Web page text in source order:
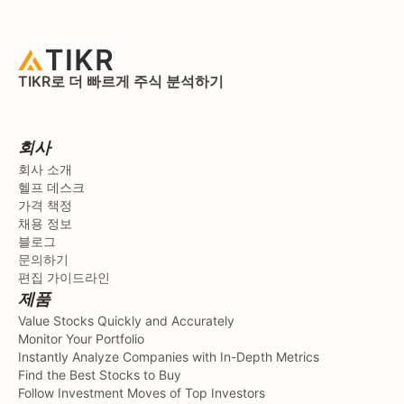
TIKR로 더 빠르게 주식 분석하기
회사
회사 소개
헬프 데스크
가격 책정
채용 정보
블로그
문의하기
편집 가이드라인
제품
Value Stocks Quickly and Accurately
Monitor Your Portfolio
Instantly Analyze Companies with In-Depth Metrics
Find the Best Stocks to Buy
Follow Investment Moves of Top Investors